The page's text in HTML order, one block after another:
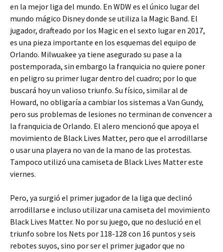
en la mejor liga del mundo. En WDW es el único lugar del
mundo mágico Disney donde se utiliza la Magic Band. El
jugador, drafteado por los Magic en el sexto lugar en 2017,
es una pieza importante en los esquemas del equipo de
Orlando. Milwuakee ya tiene asegurado su pase a la
postemporada, sin embargo la franquicia no quiere poner
en peligro su primer lugar dentro del cuadro; por lo que
buscará hoy un valioso triunfo. Su físico, similar al de
Howard, no obligaría a cambiar los sistemas a Van Gundy,
pero sus problemas de lesiones no terminan de convencer a
la franquicia de Orlando. El alero mencionó que apoya el
movimiento de Black Lives Matter, pero que el arrodillarse
o usar una playera no van de la mano de las protestas.
Tampoco utilizó una camiseta de Black Lives Matter este
viernes.
Pero, ya surgió el primer jugador de la liga que declinó
arrodillarse e incluso utilizar una camiseta del movimiento
Black Lives Matter. No por su juego, que no deslució en el
triunfo sobre los Nets por 118-128 con 16 puntos y seis
rebotes suyos, sino por ser el primer jugador que no